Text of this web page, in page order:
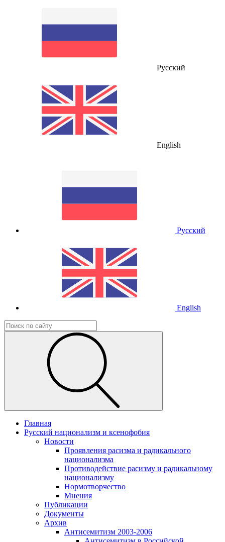
Русский
English
Русский
English
Главная
Русский национализм и ксенофобия
Новости
Проявления расизма и радикального
национализма
Противодействие расизму и радикальному
национализму
Нормотворчество
Мнения
Публикации
Документы
Архив
Антисемитизм 2003-2006